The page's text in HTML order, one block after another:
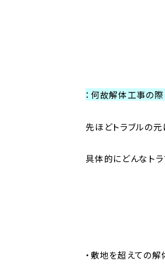
：何故解体工事の
先ほどトラブルの元
具体的にどんなトラ
・敷地を超えての解